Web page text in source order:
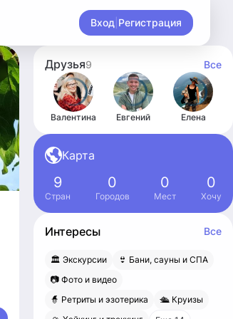
Вход Регистрация
Друзья9 Все
Валентина Евгений Елена
Карта
9
Стран
0
Городов
0
Мест
0
Хочу
Интересы Все
🏛 Экскурсии
👙 Бани, сауны и СПА
📷 Фото и видео
🧙 Ретриты и эзотерика
🛳 Круизы